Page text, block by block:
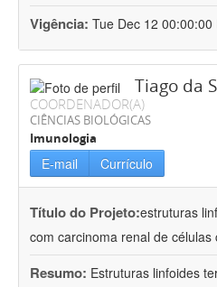
Vigência: Tue Dec 12
Tiago da
COORDENADOR(A)
CIÊNCIAS BIOLÓGICAS
Imunologia
E-mail Currículo
Título do Projeto:estruturas
com carcinoma renal de células
Resumo: Estruturas linfoides